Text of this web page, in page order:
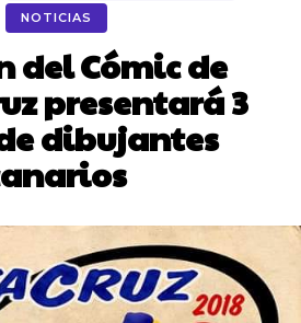
NOTICIAS
del Cómic de
presentará 3
dibujantes